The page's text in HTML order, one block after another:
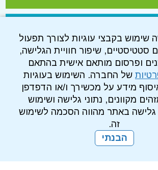
שימוש בקבצי עוגיות לצורך תפעול
סטטיסטיים, שיפור חוויית הגלישה,
ופרסום מותאם אישית בהתאם
של החברה. השימוש בעוגיות
מידע על מכשירך ו/או הדפדפן
מקוונים, נתוני גלישה ושימוש
באתר מהווה הסכמה לשימוש
זה.
הבנתי
הפייסבוק של התאגיד